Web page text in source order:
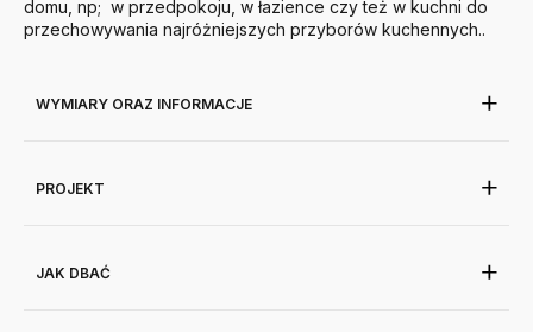
domu, np; w przedpokoju, w łazience czy też w kuchni do
przechowywania najróżniejszych przyborów kuchennych..
WYMIARY ORAZ INFORMACJE
PROJEKT
JAK DBAĆ